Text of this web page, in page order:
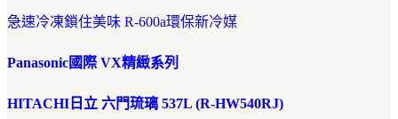
急速冷凍鎖住美味 R-600a環保新冷媒
Panasonic國際 VX精緻系列
HITACHI日立 六門琉璃 537L (R-HW540RJ)